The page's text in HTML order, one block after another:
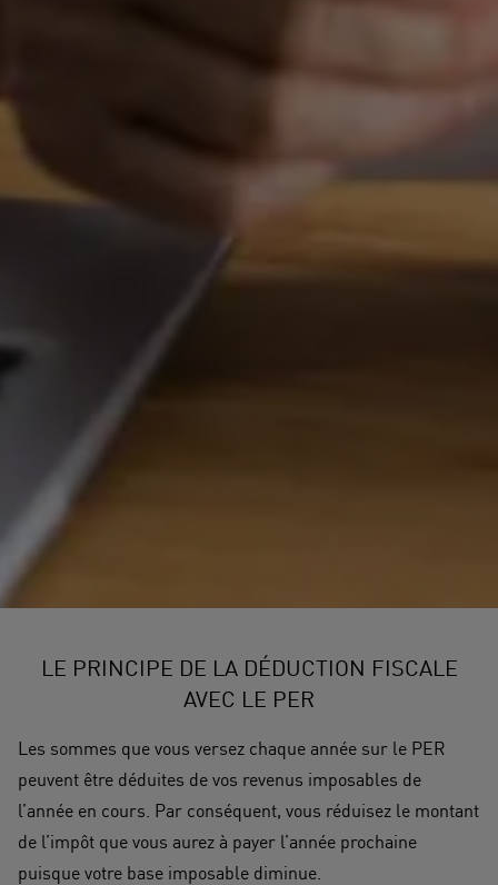
LE PRINCIPE DE LA DÉDUCTION FISCALE
AVEC LE PER
Les sommes que vous versez chaque année sur le PER
peuvent être déduites de vos revenus imposables de
l’année en cours. Par conséquent, vous réduisez le montant
de l’impôt que vous aurez à payer l’année prochaine
puisque votre base imposable diminue.